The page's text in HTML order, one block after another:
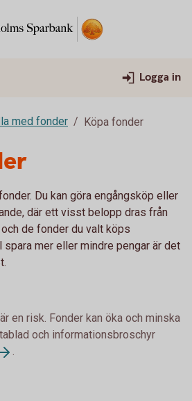
Logga in
med fonder Köpa fonder
Du kan göra engångsköp eller
där ett visst belopp dras från
de fonder du valt köps
spara mer eller mindre pengar är det
en risk. Fonder kan öka och minska
och informationsbroschyr
.